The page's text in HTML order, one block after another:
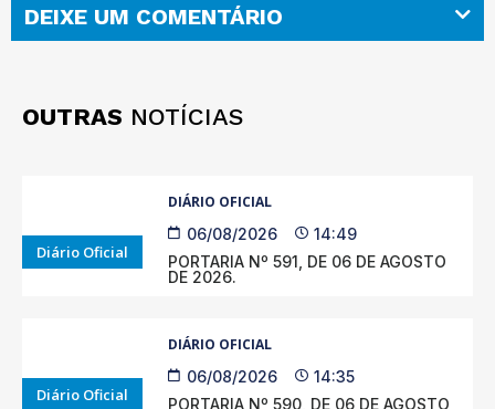
DEIXE UM COMENTÁRIO
OUTRAS NOTÍCIAS
Diário Oficial
DIÁRIO OFICIAL
06/08/2026
14:49
PORTARIA Nº 591, DE 06 DE AGOSTO
DE 2026.
Diário Oficial
DIÁRIO OFICIAL
06/08/2026
14:35
PORTARIA Nº 590, DE 06 DE AGOSTO